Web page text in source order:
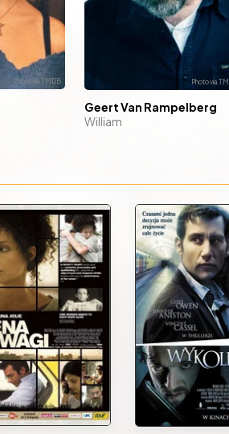
Geert Van Rampelberg
William